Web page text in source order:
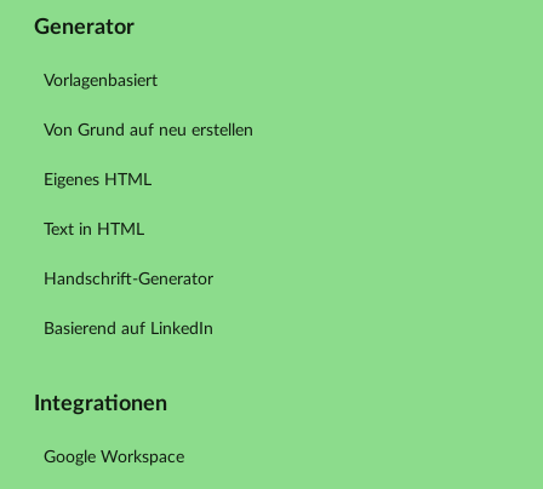
Generator
Vorlagenbasiert
Von Grund auf neu erstellen
Eigenes HTML
Text in HTML
Handschrift-Generator
Basierend auf LinkedIn
Integrationen
Google Workspace